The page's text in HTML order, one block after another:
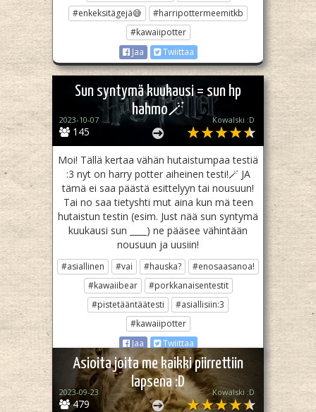
#enkeksitägejä😅
#harripottermeemitkb
#kawaiipotter
Jaa
Twiittaa
Sun syntymä kuukausi = sun hp
hahmo🪄
145
2023-10-07 Kowalski :D
Moi! Tällä kertaa vähän hutaistumpaa testiä
:3 nyt on harry potter aiheinen testi!🪄 JA
tämä ei saa päästä esittelyyn tai nousuun!
Tai no saa tietyshti mut aina kun mä teen
hutaistun testin (esim. Just nää sun syntymä
kuukausi sun ____) ne pääsee vähintään
nousuun ja uusiin!
#asiallinen #vai #hauska?
#enosaasanoa!
#kawaiibear
#porkkanaisentestit
#pistetääntäätesti
#asiallisiin:3
#kawaiipotter
Jaa
Twiittaa
Asioita joita me kaikki piirrettiin
lapsena :D
479
2023-09-23 Kowalski :D